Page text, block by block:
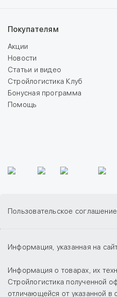
Покупателям
Акции
Новости
Статьи и видео
Стройлогистика Клуб
Бонусная программа
Помощь
Пользовательское соглашение
Информация, указанная на
Информация о товарах, их
Стройлогистика полученной
отличающейся от указанной